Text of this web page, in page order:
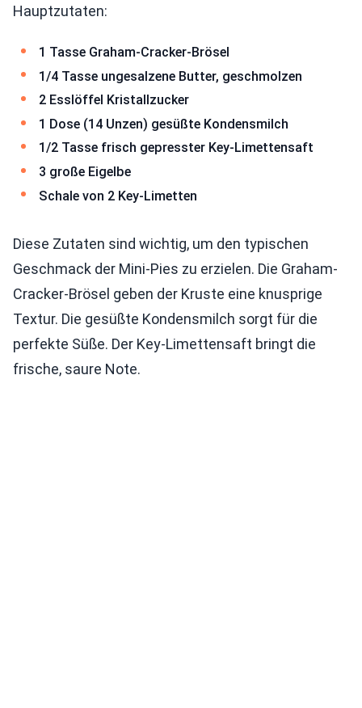
Hauptzutaten:
1 Tasse Graham-Cracker-Brösel
1/4 Tasse ungesalzene Butter, geschmolzen
2 Esslöffel Kristallzucker
1 Dose (14 Unzen) gesüßte Kondensmilch
1/2 Tasse frisch gepresster Key-Limettensaft
3 große Eigelbe
Schale von 2 Key-Limetten
Diese Zutaten sind wichtig, um den typischen
Geschmack der Mini-Pies zu erzielen. Die Graham-
Cracker-Brösel geben der Kruste eine knusprige
Textur. Die gesüßte Kondensmilch sorgt für die
perfekte Süße. Der Key-Limettensaft bringt die
frische, saure Note.